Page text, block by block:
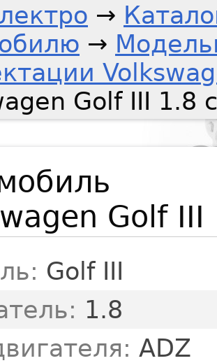
→
→
Golf III 1.8
Golf III
Golf III
1.8
ADZ